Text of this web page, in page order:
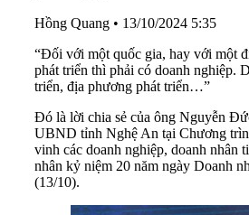
Hồng Quang • 13/10/2024 5:35
“Đối với một quốc gia, hay với một
phát triển thì phải có doanh nghiệp.
triển, địa phương phát triển…”
Đó là lời chia sẻ của ông Nguyễn
UBND tỉnh Nghệ An tại Chương
vinh các doanh nghiệp, doanh nhân
nhân kỷ niệm 20 năm ngày Doanh
(13/10).